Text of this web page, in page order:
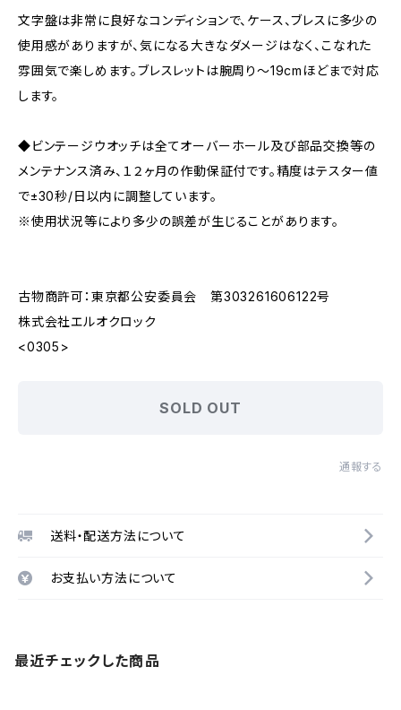
文字盤は非常に良好なコンディションで、ケース、ブレスに多少の
使用感がありますが、気になる大きなダメージはなく、こなれた
雰囲気で楽しめます。ブレスレットは腕周り〜19cmほどまで対応
します。
◆ビンテージウオッチは全てオーバーホール及び部品交換等の
メンテナンス済み、１２ヶ月の作動保証付です。精度はテスター値
で±30秒/日以内に調整しています。
※使用状況等により多少の誤差が生じることがあります。
古物商許可：東京都公安委員会 第303261606122号
株式会社エルオクロック
<0305>
SOLD OUT
通報する
送料・配送方法について
お支払い方法について
最近チェックした商品